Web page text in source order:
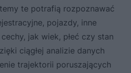
te potrafią rozpoznawać
pojazdy, inne
jak wiek, płeć czy stan
ciągłej analizie danych
trajektorii poruszających